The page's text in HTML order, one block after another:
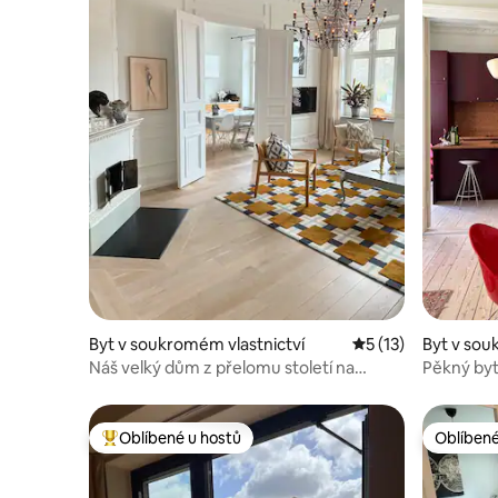
Byt v soukromém vlastnictví Průměrné
5 (13)
Náš velký dům z přelomu století na
Byt v
Pěkný
Nejlepší v kategorii Oblíbené u hostů
Oblíbené u hostů